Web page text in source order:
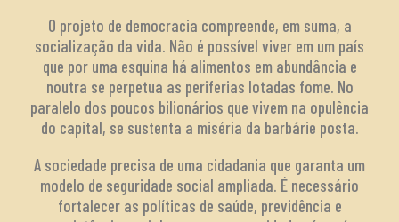
O projeto de democracia compreende, em suma, a
socialização da vida. Não é possível viver em um país
que por uma esquina há alimentos em abundância e
noutra se perpetua as periferias lotadas fome. No
paralelo dos poucos bilionários que vivem na opulência
do capital, se sustenta a miséria da barbárie posta.
A sociedade precisa de uma cidadania que garanta um
modelo de seguridade social ampliada. É necessário
fortalecer as políticas de saúde, previdência e